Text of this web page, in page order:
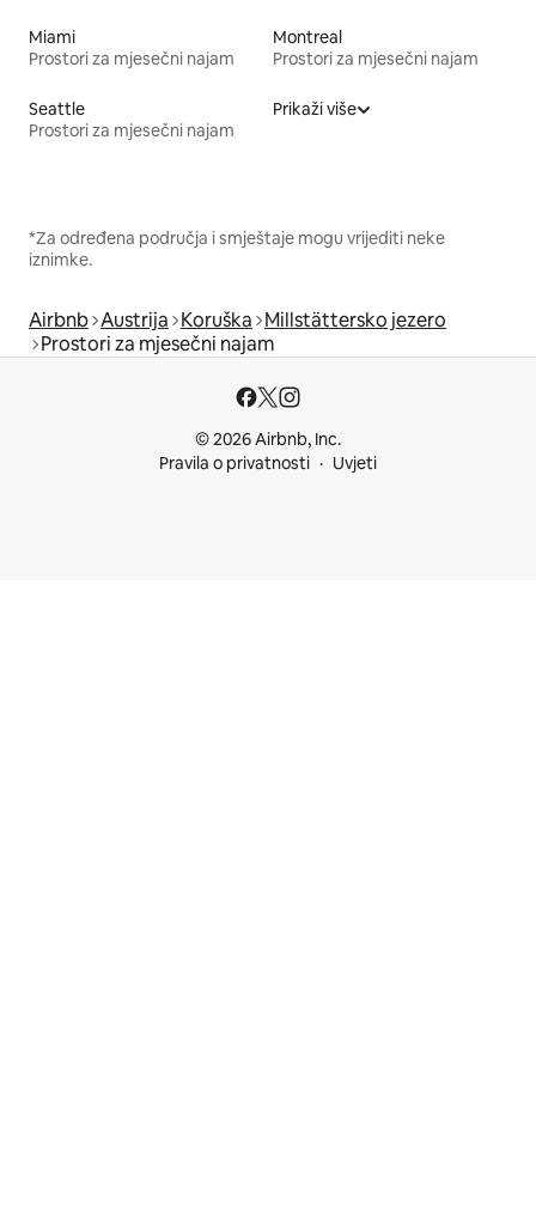
Miami
Prostori za mjesečni najam
Montreal
Prostori za mjesečni najam
Seattle
Prostori za mjesečni najam
Prikaži više
*Za određena područja i smještaje mogu vrijediti neke
iznimke.
Airbnb Austrija Koruška Millstättersko jezero
Prostori za mjesečni najam
© 2026 Airbnb, Inc.
Pravila o privatnosti
Uvjeti